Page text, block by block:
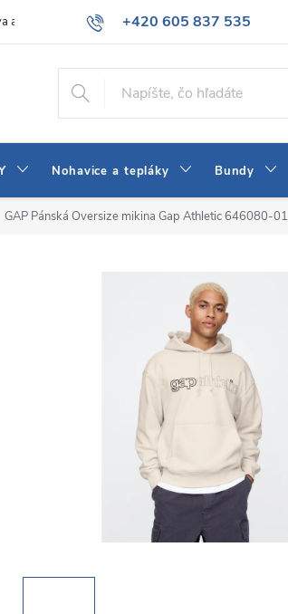
+420 605 837 535
info@jeans-shop.sk
a platba Všeobecné obchodné podmienky
Nohavice a tepláky Bundy
GAP Pánská Oversize mikina Gap Athletic 646080-01